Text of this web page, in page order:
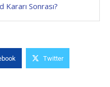
Kararı Sonrası?
Twitter